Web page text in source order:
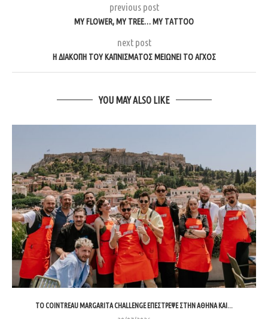
previous post
MY FLOWER, MY TREE… MY TATTOO
next post
Η ΔΙΑΚΟΠΉ ΤΟΥ ΚΑΠΝΊΣΜΑΤΟΣ ΜΕΙΏΝΕΙ ΤΟ ΆΓΧΟΣ
YOU MAY ALSO LIKE
ΤΟ COINTREAU MARGARITA CHALLENGE ΕΠΈΣΤΡΕΨΕ ΣΤΗΝ ΑΘΉΝΑ ΚΑΙ...